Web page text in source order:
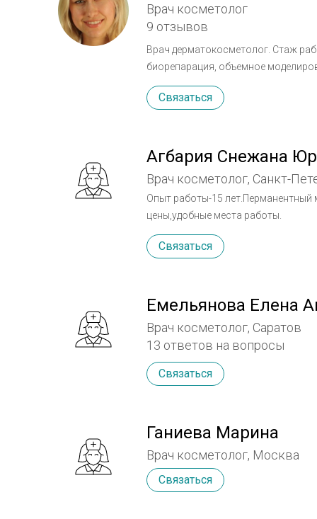
Врач косметолог
9 отзывов
Врач дерматокосметолог. Стаж
биорепарация, объемное
Dysport, Xeomin), увеличение губ.
рубцов после акне. Провожу
Связаться
Агбария Снежана
Врач косметолог, Санкт-
Опыт работы-15 лет.Перманентный
цены,удобные места работы.
Связаться
Емельянова Елена
Врач косметолог, Саратов
13 ответов на вопросы
Связаться
Ганиева Марина
Врач косметолог, Москва
Связаться